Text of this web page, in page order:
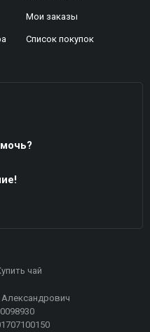
Mои заказы
Список покупок
чай